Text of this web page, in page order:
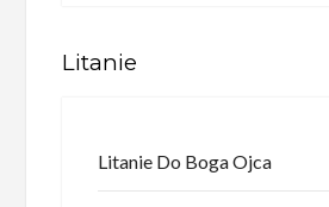
Litanie
Litanie Do Boga Ojca